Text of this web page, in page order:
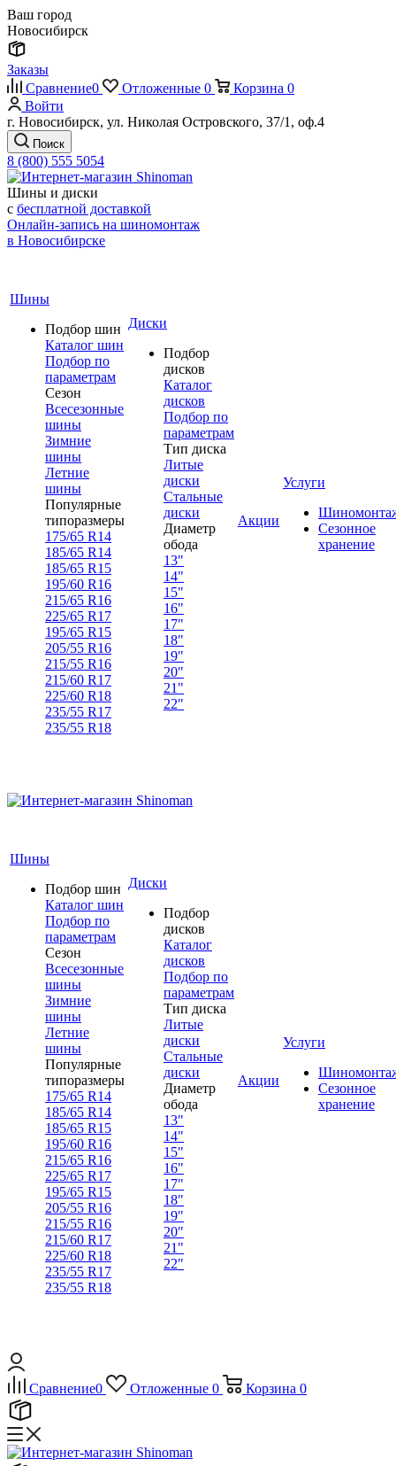
Ваш город
Новосибирск
Заказы
Сравнение0 Отложенные 0 Корзина 0
Войти
г. Новосибирск, ул. Николая Островского, 37/1, оф.4
Поиск
8 (800) 555 5054
Шины и диски
с бесплатной доставкой
Онлайн-запись на шиномонтаж
в Новосибирске
Шины
Подбор шин
Каталог шин
Подбор по
параметрам
Сезон
Всесезонные
шины
Зимние
шины
Летние
шины
Популярные
типоразмеры
175/65 R14
185/65 R14
185/65 R15
195/60 R16
215/65 R16
225/65 R17
195/65 R15
205/55 R16
215/55 R16
215/60 R17
225/60 R18
235/55 R17
235/55 R18
Диски
Подбор
дисков
Каталог
дисков
Подбор по
параметрам
Тип диска
Литые
диски
Стальные
диски
Диаметр
обода
13"
14"
15"
16"
17"
18"
19"
20"
21"
22"
Акции
Услуги
Сезонное
хранение
Шины
Подбор шин
Каталог шин
Подбор по
параметрам
Сезон
Всесезонные
шины
Зимние
шины
Летние
шины
Популярные
типоразмеры
175/65 R14
185/65 R14
185/65 R15
195/60 R16
215/65 R16
225/65 R17
195/65 R15
205/55 R16
215/55 R16
215/60 R17
225/60 R18
235/55 R17
235/55 R18
Диски
Подбор
дисков
Каталог
дисков
Подбор по
параметрам
Тип диска
Литые
диски
Стальные
диски
Диаметр
обода
13"
14"
15"
16"
17"
18"
19"
20"
21"
22"
Акции
Услуги
Сезонное
хранение
Сравнение0 Отложенные 0 Корзина 0